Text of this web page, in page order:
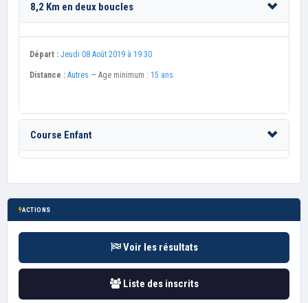
8,2 Km en deux boucles
Départ : Jeudi 08 Août 2019 à 19:30
Distance : Autres — Age minimum : 15 ans
Course Enfant
ACTIONS
Voir les résultats
Liste des inscrits